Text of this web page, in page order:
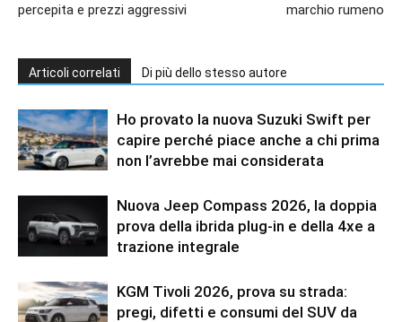
percepita e prezzi aggressivi
marchio rumeno
Articoli correlati Di più dello stesso autore
Ho provato la nuova Suzuki Swift per
capire perché piace anche a chi prima
non l’avrebbe mai considerata
Nuova Jeep Compass 2026, la doppia
prova della ibrida plug-in e della 4xe a
trazione integrale
KGM Tivoli 2026, prova su strada:
pregi, difetti e consumi del SUV da